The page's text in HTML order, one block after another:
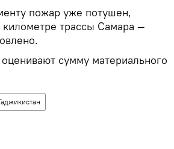
пожар уже потушен,
трассы Самара —
сумму материального